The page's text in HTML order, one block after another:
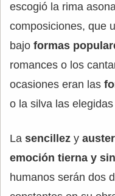
escogió la rima
composiciones, que
bajo formas
romances o los
ocasiones eran las
o la silva las
La sencillez y
emoción tierna y
humanos serán dos